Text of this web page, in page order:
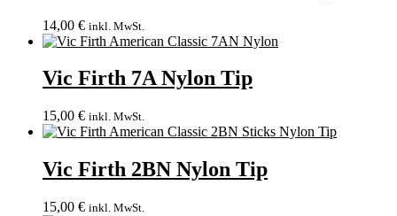
14,00 € inkl. MwSt.
Vic Firth 7A Nylon Tip
15,00 € inkl. MwSt.
Vic Firth 2BN Nylon Tip
15,00 € inkl. MwSt.